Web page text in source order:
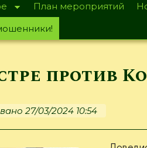
План мероприятий
против
27/03/2024 10:54